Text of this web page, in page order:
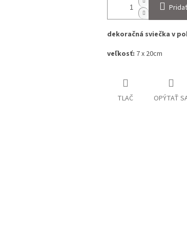
dekoračná sviečka v
veľkosť: 7 x 20cm
TLAČ OPÝTAŤ